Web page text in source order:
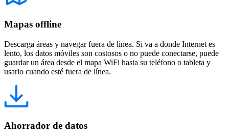
Mapas offline
Descarga áreas y navegar fuera de línea. Si va a donde Internet es
lento, los datos móviles son costosos o no puede conectarse, puede
guardar un área desde el mapa WiFi hasta su teléfono o tableta y
usarlo cuando esté fuera de línea.
Ahorrador de datos